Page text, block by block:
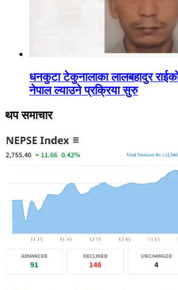
धनकुटा टेकुनालाका लालबहादुर
नेपाल ल्याउने प्रक्रिया सुरु
थप समाचार